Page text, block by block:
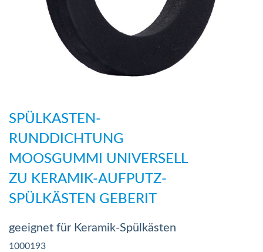
SPÜLKASTEN-
RUNDDICHTUNG
MOOSGUMMI UNIVERSELL
ZU KERAMIK-AUFPUTZ-
SPÜLKÄSTEN GEBERIT
geeignet für Keramik-Spülkästen
1000193
Anfang
Bildergalerie
springen